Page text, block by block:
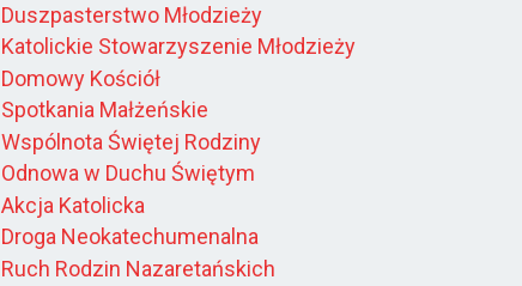
Duszpasterstwo Młodzieży
Katolickie Stowarzyszenie Młodzieży
Domowy Kościół
Spotkania Małżeńskie
Wspólnota Świętej Rodziny
Odnowa w Duchu Świętym
Akcja Katolicka
Droga Neokatechumenalna
Ruch Rodzin Nazaretańskich